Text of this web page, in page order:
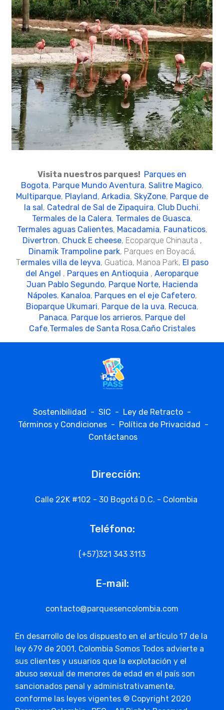
Visita nuestros parques! Parques en
Bogota, Parque Mundo Aventura, Salitre Magico,
Multiparque, Playland, Arkadia, SkyZone, Parque de
la sal, Catedral de Sal de Zipaquira, Club Duchi,
Termales de la Calera, Termales de Guasca,
Termales aguas Calientes, Macadamia, Faunaticos,
Divertron, Chuck E cheese, Ecoparque Chinauta ,
Dinamik Trampoline park, Parques en Boyacá,
Termales villa de leyva, Guatica, Manoa Park, El paso
del Angel , Parques en Antioquia , Aeroparque
Juan Pablo Segundo, Parque Norte, Hacienda
Nápoles, Kanaloa, Parques en el eje Cafetero,
Bioparque Ukumari, Parque de la uva, Recuca,
Panaca, Parque los arrieros, Parque del
Cafe,Termales de Santa Rosa,Caño Cristales
Sostenibilidad - SIC - Ley de Retracto -
Términos y Condiciones- Política de Privacidad -
Contáctanos
Dirección:
Calle 22K #102 - 30 Bogotá D.C. - Colombia
Teléfono:
(+57)321 343 3113
E-mail:
contacto@parquesencolombia.com
En desarrollo de los dispuesto en el artículo 17 de la
ley 679 de 2001, Colombia Somos Todos advierte a
sus clientes y usuarios que la explotación y el
abuso sexual de menores de edad en el país son
sancionados penal y administrativamente,
conforme las leyes vigentes © Copyright 2020